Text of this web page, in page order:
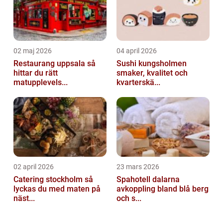
02 maj 2026
Restaurang uppsala så
hittar du rätt
matupplevels...
04 april 2026
Sushi kungsholmen
smaker, kvalitet och
kvarterskä...
02 april 2026
Catering stockholm så
lyckas du med maten på
näst...
23 mars 2026
Spahotell dalarna
avkoppling bland blå berg
och s...